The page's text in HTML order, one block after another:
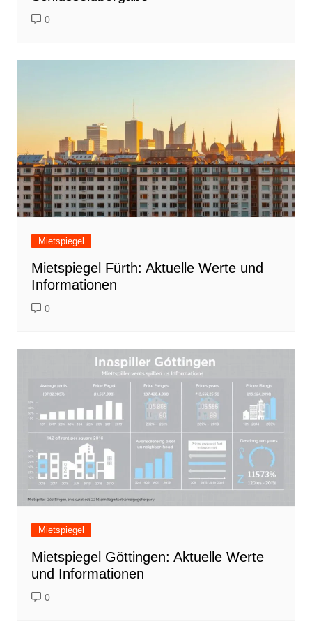
0
Mietspiegel
Mietspiegel Fürth: Aktuelle Werte und
Informationen
0
Mietspiegel
Mietspiegel Göttingen: Aktuelle Werte
und Informationen
0